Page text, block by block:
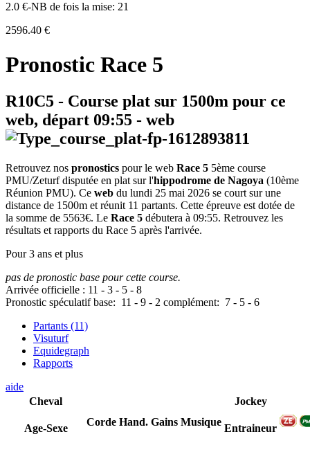
2.0 €-NB de fois la mise: 21
2596.40 €
Pronostic Race 5
R10C5 - Course plat sur 1500m pour ce
web, départ 09:55 - web
Retrouvez nos pronostics pour le web Race 5 5ème course
PMU/Zeturf disputée en plat sur l'hippodrome de Nagoya (10ème
Réunion PMU). Ce web du lundi 25 mai 2026 se court sur une
distance de 1500m et réunit 11 partants. Cette épreuve est dotée de
la somme de 5563€. Le Race 5 débutera à 09:55. Retrouvez les
résultats et rapports du Race 5 après l'arrivée.
Pour 3 ans et plus
pas de pronostic base pour cette course.
Arrivée officielle : 11 - 3 - 5 - 8
Pronostic spéculatif base: 11 - 9 - 2 complément: 7 - 5 - 6
Partants (11)
Visuturf
Equidegraph
Rapports
aide
Cheval
Age-Sexe
Corde Hand. Gains Musique
Jockey
Entraineur